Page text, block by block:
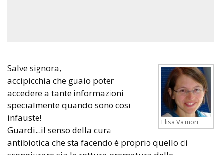
Elisa Valmori
Salve signora,
accipicchia che guaio poter
accedere a tante informazioni
specialmente quando sono così
infauste!
Guardi...il senso della cura
antibiotica che sta facendo è proprio quello di